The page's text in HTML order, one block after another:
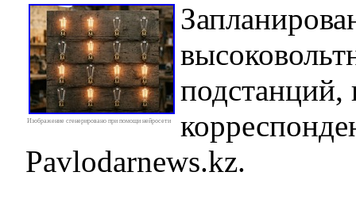
Изображение сгенерировано при помощи нейросети
подстанций,
Pavlodarnews.kz.